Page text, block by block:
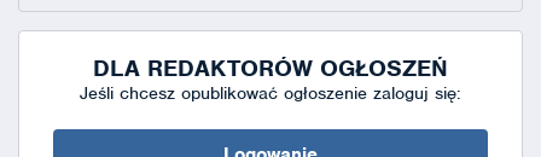
DLA REDAKTORÓW OGŁOSZEŃ
Jeśli chcesz opublikować ogłoszenie zaloguj się: